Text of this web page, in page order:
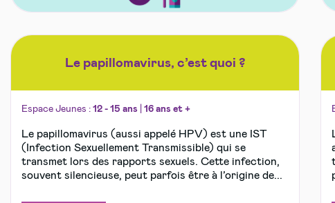
Le papillomavirus, c’est quoi ?
Espace Jeunes : 12 - 15 ans 16 ans et +
Le papillomavirus (aussi appelé HPV) est une IST
(Infection Sexuellement Transmissible) qui se
transmet lors des rapports sexuels. Cette infection,
souvent silencieuse, peut parfois être à l’origine de...